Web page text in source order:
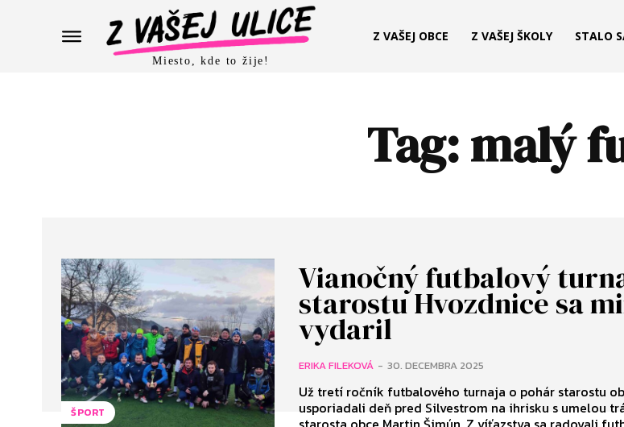
Miesto, kde to žije!
Z VAŠEJ OBCE Z VAŠEJ ŠKOLY STALO
Tag:malý
ŠPORT
Vianočný futbalový
starostu Hvozdnice sa
vydaril
ERIKA FILEKOVÁ - 30. DECEMBRA 2025
Už tretí ročník futbalového turnaja o pohár starostu
usporiadali deň pred Silvestrom na ihrisku s umelou